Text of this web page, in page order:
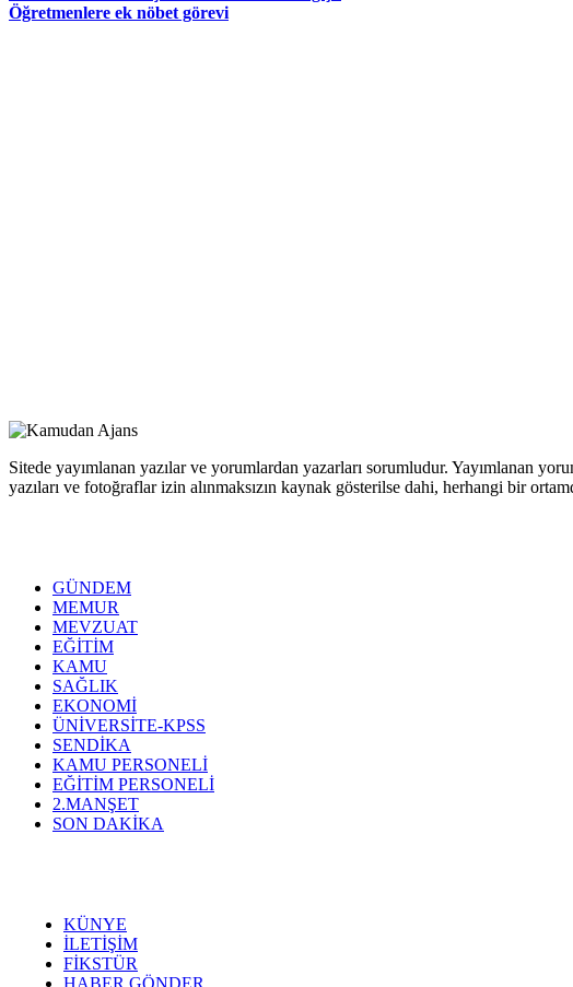
Öğretmenlere ek nöbet görevi
Sitede yayımlanan yazılar ve yorumlardan yazarları sorumludur. Yayımlanan
yazıları ve fotoğraflar izin alınmaksızın kaynak gösterilse dahi, herhangi bir
GÜNDEM
MEMUR
MEVZUAT
EĞİTİM
KAMU
SAĞLIK
EKONOMİ
ÜNİVERSİTE-KPSS
SENDİKA
KAMU PERSONELİ
EĞİTİM PERSONELİ
2.MANŞET
SON DAKİKA
KÜNYE
İLETİŞİM
FİKSTÜR
HABER GÖNDER